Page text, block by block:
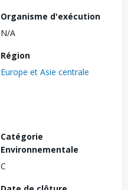
Organisme d'exécution
N/A
Région
Europe et Asie centrale
Catégorie
Environnementale
C